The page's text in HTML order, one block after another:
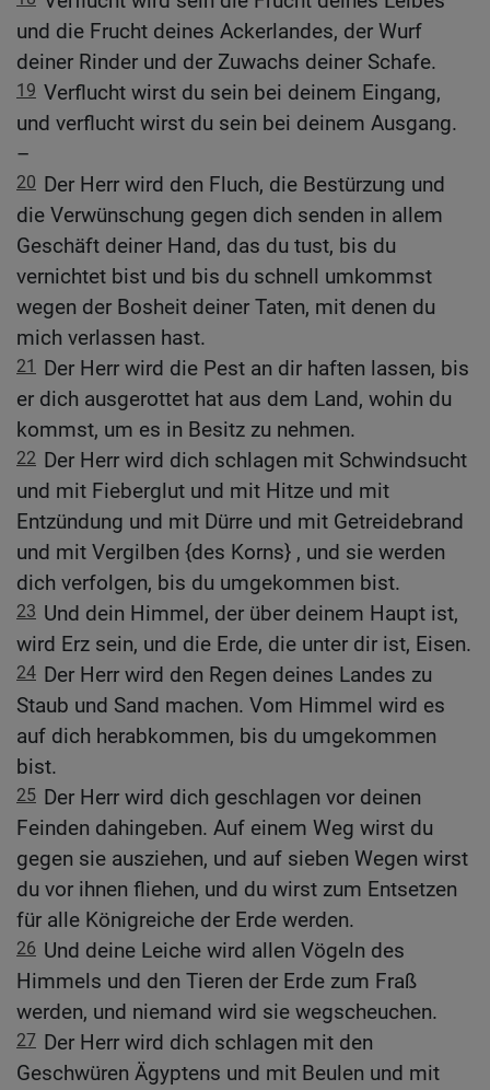
und die Frucht deines Ackerlandes, der Wurf
deiner Rinder und der Zuwachs deiner Schafe.
19 Verflucht wirst du sein bei deinem Eingang,
und verflucht wirst du sein bei deinem Ausgang.
–
20 Der Herr wird den Fluch, die Bestürzung und
die Verwünschung gegen dich senden in allem
Geschäft deiner Hand, das du tust, bis du
vernichtet bist und bis du schnell umkommst
wegen der Bosheit deiner Taten, mit denen du
mich verlassen hast.
21
Der Herr wird die Pest an dir haften lassen, bis
er dich ausgerottet hat aus dem Land, wohin du
kommst, um es in Besitz zu nehmen.
22 Der Herr wird dich schlagen mit Schwindsucht
und mit Fieberglut und mit Hitze und mit
Entzündung und mit Dürre und mit Getreidebrand
und mit Vergilben {des Korns} , und sie werden
dich verfolgen, bis du umgekommen bist.
23 Und dein Himmel, der über deinem Haupt ist,
wird Erz sein, und die Erde, die unter dir ist, Eisen.
24 Der Herr wird den Regen deines Landes zu
Staub und Sand machen. Vom Himmel wird es
auf dich herabkommen, bis du umgekommen
bist.
25 Der Herr wird dich geschlagen vor deinen
Feinden dahingeben. Auf einem Weg wirst du
gegen sie ausziehen, und auf sieben Wegen wirst
du vor ihnen fliehen, und du wirst zum Entsetzen
für alle Königreiche der Erde werden.
26 Und deine Leiche wird allen Vögeln des
Himmels und den Tieren der Erde zum Fraß
werden, und niemand wird sie wegscheuchen.
27 Der Herr wird dich schlagen mit den
Geschwüren Ägyptens und mit Beulen und mit